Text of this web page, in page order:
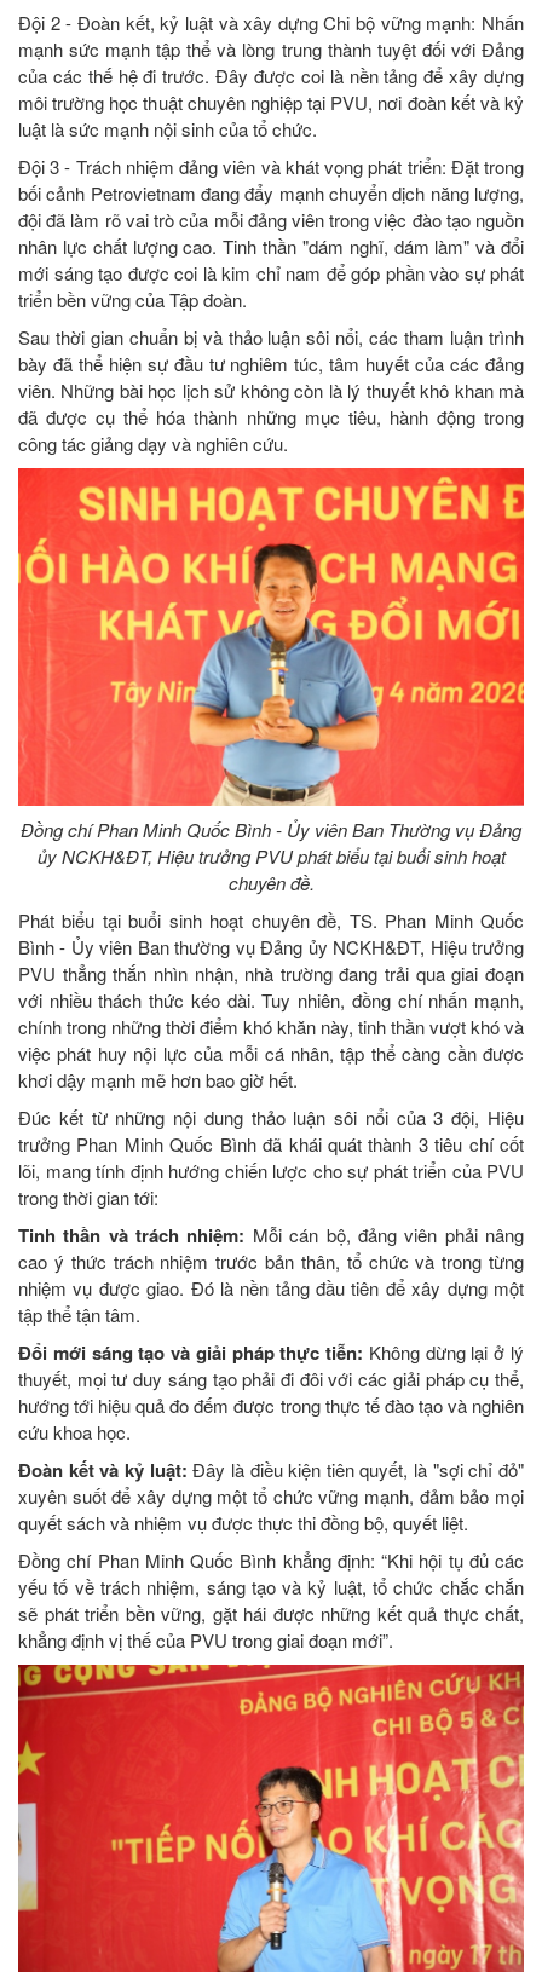
Đội 2 - Đoàn kết, kỷ luật và xây dựng Chi bộ vững mạnh: Nhấn
mạnh sức mạnh tập thể và lòng trung thành tuyệt đối với Đảng
của các thế hệ đi trước. Đây được coi là nền tảng để xây dựng
môi trường học thuật chuyên nghiệp tại PVU, nơi đoàn kết và kỷ
luật là sức mạnh nội sinh của tổ chức.
Đội 3 - Trách nhiệm đảng viên và khát vọng phát triển: Đặt trong
bối cảnh Petrovietnam đang đẩy mạnh chuyển dịch năng lượng,
đội đã làm rõ vai trò của mỗi đảng viên trong việc đào tạo nguồn
nhân lực chất lượng cao. Tinh thần "dám nghĩ, dám làm" và đổi
mới sáng tạo được coi là kim chỉ nam để góp phần vào sự phát
triển bền vững của Tập đoàn.
Sau thời gian chuẩn bị và thảo luận sôi nổi, các tham luận trình
bày đã thể hiện sự đầu tư nghiêm túc, tâm huyết của các đảng
viên. Những bài học lịch sử không còn là lý thuyết khô khan mà
đã được cụ thể hóa thành những mục tiêu, hành động trong
công tác giảng dạy và nghiên cứu.
Đồng chí Phan Minh Quốc Bình - Ủy viên Ban Thường vụ Đảng
ủy NCKH&ĐT, Hiệu trưởng PVU phát biểu tại buổi sinh hoạt
chuyên đề.
Phát biểu tại buổi sinh hoạt chuyên đề, TS. Phan Minh Quốc
Bình - Ủy viên Ban thường vụ Đảng ủy NCKH&ĐT, Hiệu trưởng
PVU thẳng thắn nhìn nhận, nhà trường đang trải qua giai đoạn
với nhiều thách thức kéo dài. Tuy nhiên, đồng chí nhấn mạnh,
chính trong những thời điểm khó khăn này, tinh thần vượt khó và
việc phát huy nội lực của mỗi cá nhân, tập thể càng cần được
khơi dậy mạnh mẽ hơn bao giờ hết.
Đúc kết từ những nội dung thảo luận sôi nổi của 3 đội, Hiệu
trưởng Phan Minh Quốc Bình đã khái quát thành 3 tiêu chí cốt
lõi, mang tính định hướng chiến lược cho sự phát triển của PVU
trong thời gian tới:
Tinh thần và trách nhiệm: Mỗi cán bộ, đảng viên phải nâng
cao ý thức trách nhiệm trước bản thân, tổ chức và trong từng
nhiệm vụ được giao. Đó là nền tảng đầu tiên để xây dựng một
tập thể tận tâm.
Đổi mới sáng tạo và giải pháp thực tiễn: Không dừng lại ở lý
thuyết, mọi tư duy sáng tạo phải đi đôi với các giải pháp cụ thể,
hướng tới hiệu quả đo đếm được trong thực tế đào tạo và nghiên
cứu khoa học.
Đoàn kết và kỷ luật: Đây là điều kiện tiên quyết, là "sợi chỉ đỏ"
xuyên suốt để xây dựng một tổ chức vững mạnh, đảm bảo mọi
quyết sách và nhiệm vụ được thực thi đồng bộ, quyết liệt.
Đồng chí Phan Minh Quốc Bình khẳng định: “Khi hội tụ đủ các
yếu tố về trách nhiệm, sáng tạo và kỷ luật, tổ chức chắc chắn
sẽ phát triển bền vững, gặt hái được những kết quả thực chất,
khẳng định vị thế của PVU trong giai đoạn mới”.